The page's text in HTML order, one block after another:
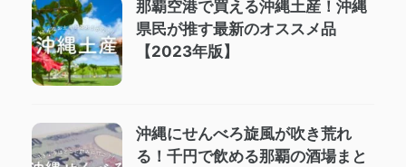
那覇空港で買える沖縄土産！沖縄
県民が推す最新のオススメ品
【2023年版】
沖縄にせんべろ旋風が吹き荒れ
る！千円で飲める那覇の酒場まと